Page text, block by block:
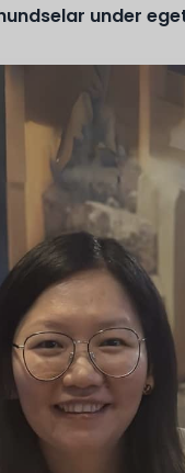
under